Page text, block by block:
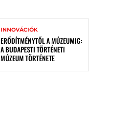
INNOVÁCIÓK
ERŐDÍTMÉNYTŐL A MÚZEUMIG:
A BUDAPESTI TÖRTÉNETI
MÚZEUM TÖRTÉNETE